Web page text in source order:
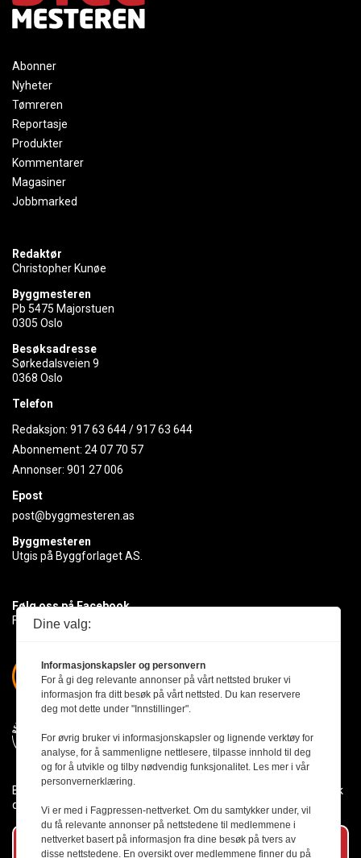
Abonner
Nyheter
Tømreren
Reportasje
Produkter
Kommentarer
Magasiner
Jobbmarked
Redaktør
Christopher Kunøe
Byggmesteren
Pb 5475 Majorstuen
0305 Oslo
Besøksadresse
Sørkedalsveien 9
0368 Oslo
Telefon
Redaksjon: 917 63 644/917 63 644
Abonnement: 24 07 70 57
Annonser: 901 27 006
Epost
post@byggmesteren.as
Byggmesteren
Utgis på Byggforlaget AS.
Følg oss på Facebook
Få med deg det siste innen byggebransjen
Byggmesteren følger Vær Varsom-plakaten og presseetikken slik
den er nedfelt i Redaktørplakaten.
Abonner på vårt nyhetsbrev
Dine valg:
Informasjonskapsler og personvern
For å gi deg relevante annonser på vårt nettsted bruker vi
informasjon fra ditt besøk på vårt nettsted. Du kan reservere
deg mot dette under "Innstillinger".
For øvrig bruker vi informasjonskapsler og lignende verktøy for
analyse, for å sammenligne nettlesere, tilpasse innhold til deg
og for å utvikle og tilby nødvendig funksjonalitet. Les mer i vår
personvernerklæring.
Vi er med i Fagpressen-nettverket. Om du samtykker under, vil
du få relevante annonser på nettstedene til medlemmene i
nettverket basert på informasjon fra dine besøk på tvers av
disse nettstedene. En oversikt over medlemmene finner du på